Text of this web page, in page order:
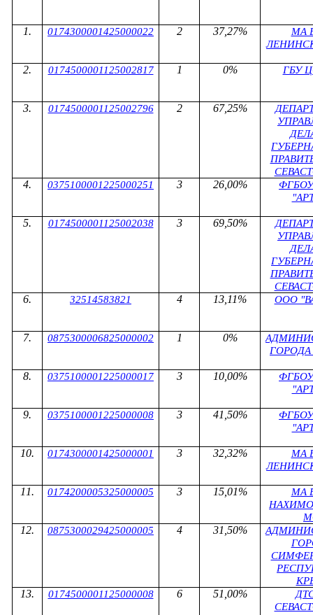
0174300001425000022 2 37,27%
МА
0174500001125002817 1 0% ГБУ
0174500001125002796 2 67,25%
0375100001225000251
3 26,00%
0174500001125002038 3 69,50%
32514583821
4 13,11% ООО
0875300006825000002 1 0%
ГОРОДА
0375100001225000017 3 10,00%
0375100001225000008 3 41,50%
0174300001425000001 3 32,32%
МА
0174200005325000005 3 15,01%
МА
0875300029425000005
4 31,50%
0174500001125000008
6 51,00%